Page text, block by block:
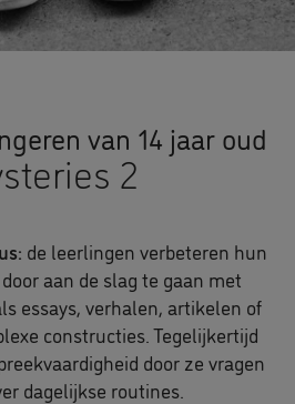
van 14 jaar oud
2
de leerlingen verbeteren hun
aan de slag te gaan met
essays, verhalen, artikelen of
constructies. Tegelijkertijd
door ze vragen
dagelijkse routines.